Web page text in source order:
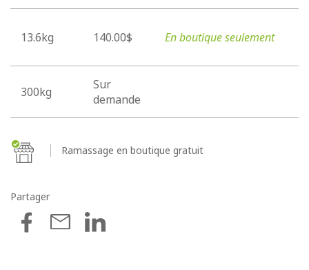
13.6kg 140.00$ En boutique seulement
300kg
Sur
demande
Ramassage en boutique gratuit
Partager